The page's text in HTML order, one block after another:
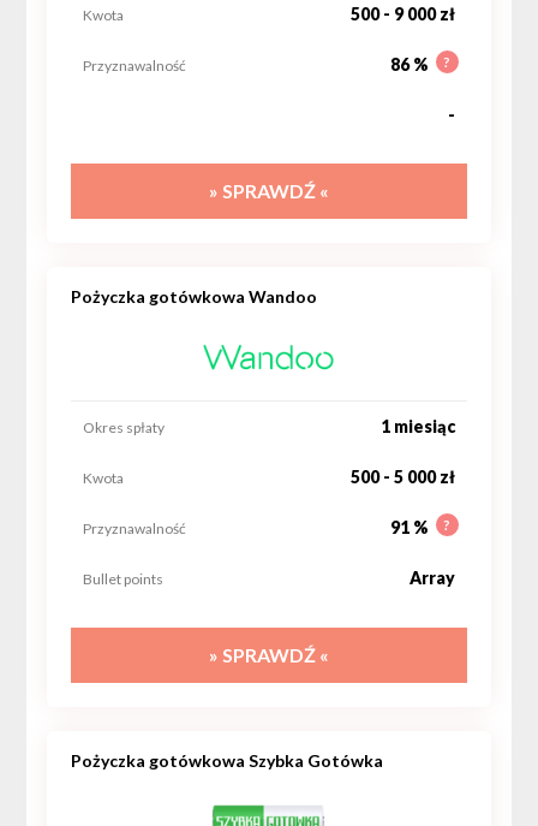
500 - 9 000 zł
Kwota
86 % ?
Przyznawalność
-
» SPRAWDŹ «
Pożyczka gotówkowa Wandoo
1 miesiąc
Okres spłaty
500 - 5 000 zł
Kwota
91 % ?
Przyznawalność
Array
Bullet points
» SPRAWDŹ «
Pożyczka gotówkowa Szybka Gotówka